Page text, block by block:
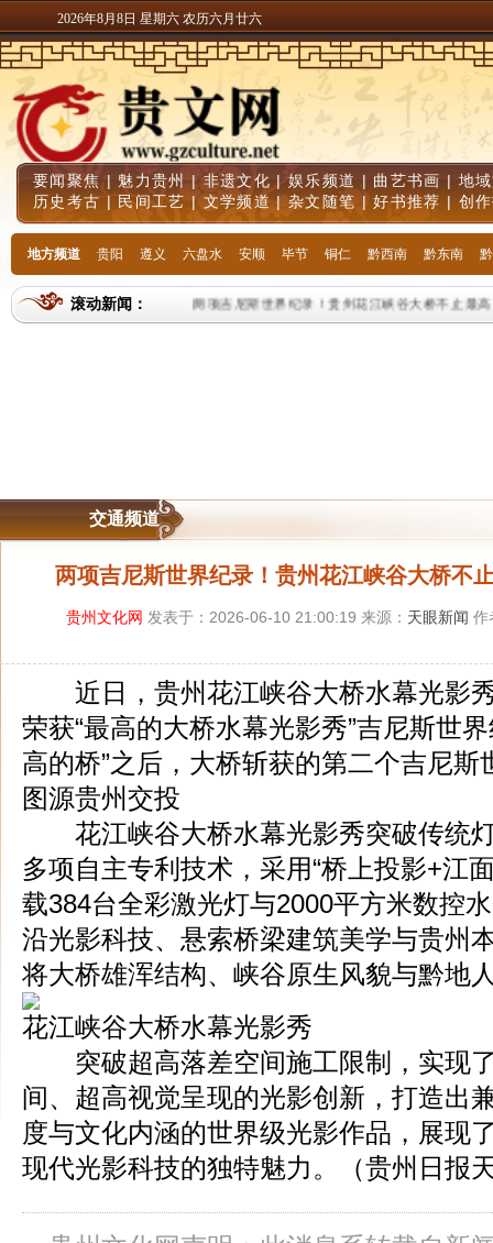
2026年8月8日 星期六 农历六月廿六
要闻聚焦| 魅力贵州|非遗文化 |娱乐频道 | 曲艺书画 | 地
历史考古 | 民间工艺 |文学频道|杂文随笔 |好书推荐 | 创
地方频道 贵阳 遵义 六盘水 安顺 毕节 铜仁 黔西南 黔东南
滚动新闻： 两项吉尼斯世界纪录！贵州花江峡谷大桥不止最高
交通频道
两项吉尼斯世界纪录！贵州花江峡谷大桥不
贵州文化网 发表于：2026-06-10 21:00:19 来源： 天眼新闻 作
近日，贵州花江峡谷大桥水幕光影
荣获“最高的大桥水幕光影秀”吉尼斯世
高的桥”之后，大桥斩获的第二个吉尼斯
图源贵州交投
花江峡谷大桥水幕光影秀突破传统
多项自主专利技术，采用“桥上投影+江
载384台全彩激光灯与2000平方米数控
沿光影科技、悬索桥梁建筑美学与贵州
将大桥雄浑结构、峡谷原生风貌与黔地
花江峡谷大桥水幕光影秀
突破超高落差空间施工限制，实现
间、超高视觉呈现的光影创新，打造出
度与文化内涵的世界级光影作品，展现
现代光影科技的独特魅力。（贵州日报